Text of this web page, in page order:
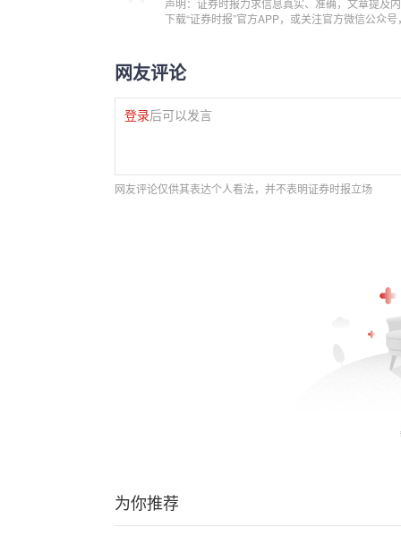
声明：证券时报力求信息真实、准确，文章提及
下载“证券时报”官方APP，或关注官方微信公众
网友评论
登录后可以发言
网友评论仅供其表达个人看法，并不表明证券时报立场
为你推荐